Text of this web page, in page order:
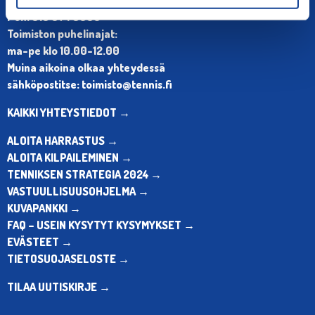
Puh. 010 574 3959
Toimiston puhelinajat:
ma-pe klo 10.00-12.00
Muina aikoina olkaa yhteydessä
sähköpostitse: toimisto@tennis.fi
KAIKKI YHTEYSTIEDOT →
ALOITA HARRASTUS →
ALOITA KILPAILEMINEN →
TENNIKSEN STRATEGIA 2024 →
VASTUULLISUUSOHJELMA →
KUVAPANKKI →
FAQ – USEIN KYSYTYT KYSYMYKSET →
EVÄSTEET →
TIETOSUOJASELOSTE →
TILAA UUTISKIRJE →